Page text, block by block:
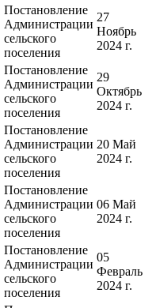
Постановление
Администрации
сельского
поселения
27
Ноябрь
2024 г.
Постановление
Администрации
сельского
поселения
29
Октябрь
2024 г.
Постановление
Администрации
сельского
поселения
20 Май
2024 г.
Постановление
Администрации
сельского
поселения
06 Май
2024 г.
Постановление
Администрации
сельского
поселения
05
Февраль
2024 г.